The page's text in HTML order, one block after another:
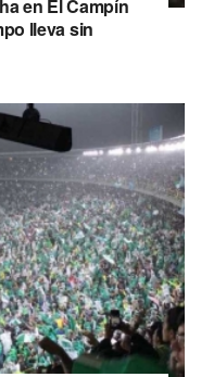
en El Campín
lleva sin